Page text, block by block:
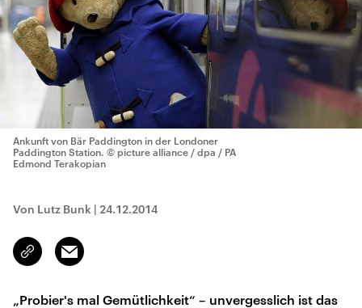
Ankunft von Bär Paddington in der Londoner
Paddington Station. © picture alliance / dpa / PA
Edmond Terakopian
Von Lutz Bunk | 24.12.2014
Link
kopieren/teilen
Email
„Probier's mal Gemütlichkeit“ – unvergesslich ist das